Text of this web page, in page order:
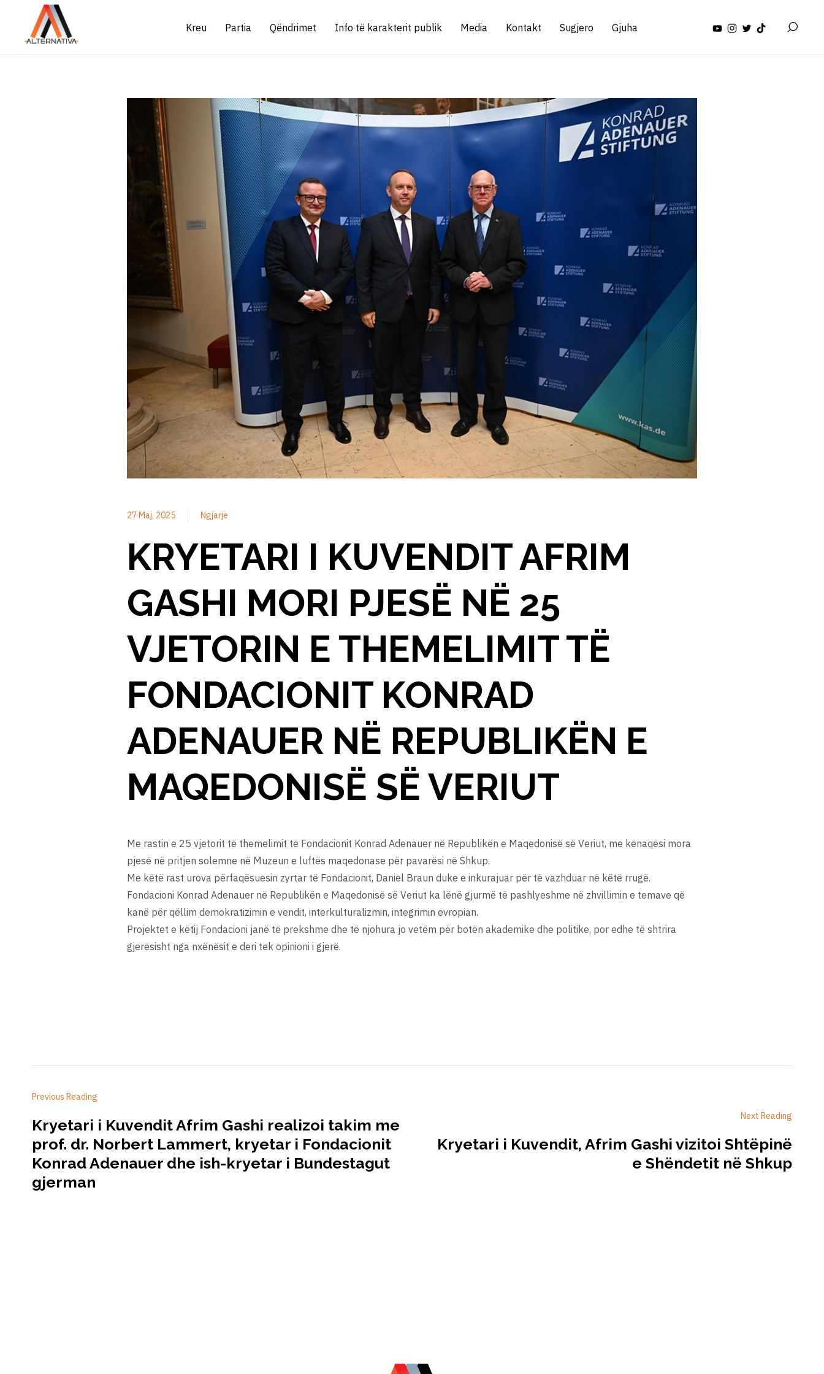
Kreu Partia Qëndrimet Info të karakterit publik Media Kontakt Sugjero Gjuha
27 Maj, 2025 Ngjarje
KRYETARI I KUVENDIT AFRIM
GASHI MORI PJESË NË 25
VJETORIN E THEMELIMIT TË
FONDACIONIT KONRAD
ADENAUER NË REPUBLIKËN E
MAQEDONISË SË VERIUT
Me rastin e 25 vjetorit të themelimit të Fondacionit Konrad Adenauer në Republikën e Maqedonisë së Veriut, me kënaqësi mora
pjesë në pritjen solemne në Muzeun e luftës maqedonase për pavarësi në Shkup.
Me këtë rast urova përfaqësuesin zyrtar të Fondacionit, Daniel Braun duke e inkurajuar për të vazhduar në këtë rrugë.
Fondacioni Konrad Adenauer në Republikën e Maqedonisë së Veriut ka lënë gjurmë të pashlyeshme në zhvillimin e temave që
kanë për qëllim demokratizimin e vendit, interkulturalizmin, integrimin evropian.
Projektet e këtij Fondacioni janë të prekshme dhe të njohura jo vetëm për botën akademike dhe politike, por edhe të shtrira
gjerësisht nga nxënësit e deri tek opinioni i gjerë.
Previous Reading
Kryetari i Kuvendit Afrim Gashi realizoi takim me
prof. dr. Norbert Lammert, kryetar i Fondacionit
Konrad Adenauer dhe ish-kryetar i Bundestagut
gjerman
Next Reading
Kryetari i Kuvendit, Afrim Gashi vizitoi Shtëpinë
e Shëndetit në Shkup